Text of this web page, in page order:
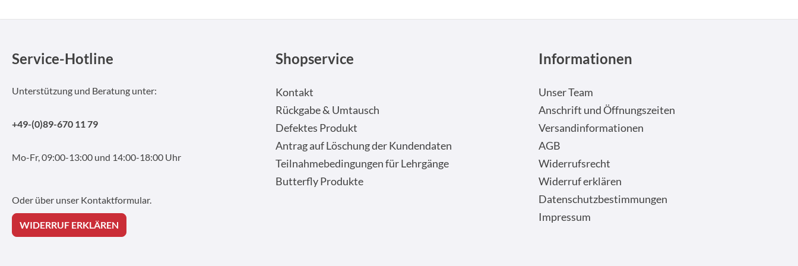
Service-Hotline
Unterstützung und Beratung unter:
+49-(0)89-670 11 79
Mo-Fr, 09:00-13:00 und 14:00-18:00 Uhr
Oder über unser Kontaktformular.
WIDERRUF ERKLÄREN
Shopservice
Kontakt
Rückgabe & Umtausch
Defektes Produkt
Antrag auf Löschung der Kundendaten
Teilnahmebedingungen für Lehrgänge
Butterfly Produkte
Informationen
Unser Team
Anschrift und Öffnungszeiten
Versandinformationen
AGB
Widerrufsrecht
Widerruf erklären
Datenschutzbestimmungen
Impressum